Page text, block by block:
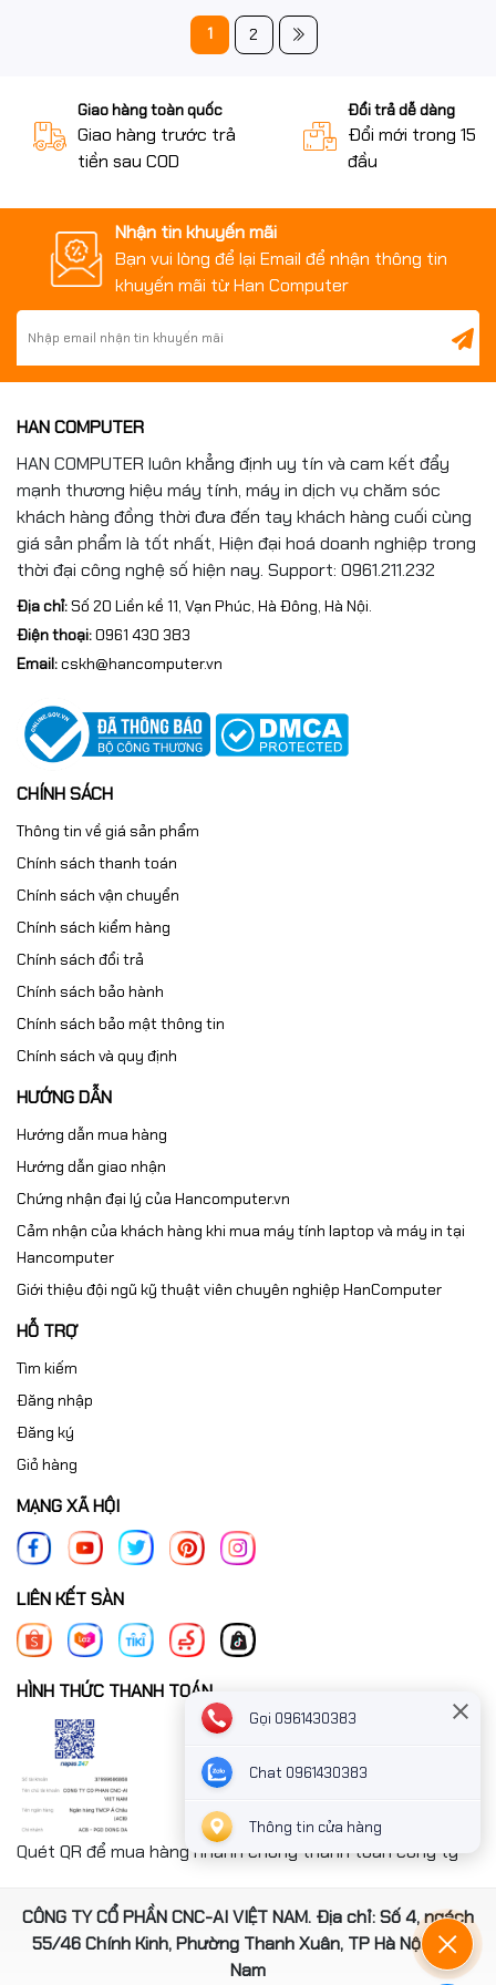
1 2
Giao hàng toàn quốc
Giao hàng trước trả
tiền sau COD
Đổi trả dễ dàng
Đổi mới trong 15
đầu
Nhận tin khuyến mãi
Bạn vui lòng để lại Email để nhận thông tin
khuyến mãi từ Han Computer
HAN COMPUTER
HAN COMPUTER luôn khẳng định uy tín và cam kết đẩy
mạnh thương hiệu máy tính, máy in dịch vụ chăm sóc
khách hàng đồng thời đưa đến tay khách hàng cuối cùng
giá sản phẩm là tốt nhất, Hiện đại hoá doanh nghiệp trong
thời đại công nghệ số hiện nay. Support: 0961.211.232
Địa chỉ:Số 20 Liền kề 11, Vạn Phúc, Hà Đông, Hà Nội.
Điện thoại:0961 430 383
Email:cskh@hancomputer.vn
CHÍNH SÁCH
Thông tin về giá sản phẩm
Chính sách thanh toán
Chính sách vận chuyển
Chính sách kiểm hàng
Chính sách đổi trả
Chính sách bảo hành
Chính sách bảo mật thông tin
Chính sách và quy định
HƯỚNG DẪN
Hướng dẫn mua hàng
Hướng dẫn giao nhận
Chứng nhận đại lý của Hancomputer.vn
Cảm nhận của khách hàng khi mua máy tính laptop và máy in tại
Hancomputer
Giới thiệu đội ngũ kỹ thuật viên chuyên nghiệp HanComputer
HỖ TRỢ
Tìm kiếm
Đăng nhập
Đăng ký
Giỏ hàng
MẠNG XÃ HỘI
LIÊN KẾT SÀN
HÌNH THỨC THANH TOÁN
Quét QR để mua hàng nhanh chóng thanh toán công ty
CÔNG TY CỔ PHẦN CNC-AI VIỆT NAM. Địa chỉ: Số 4, ngách
55/46 Chính Kinh, Phường Thanh Xuân, TP Hà Nội, Việt
Nam
Gọi 0961430383
Chat 0961430383
Thông tin cửa hàng